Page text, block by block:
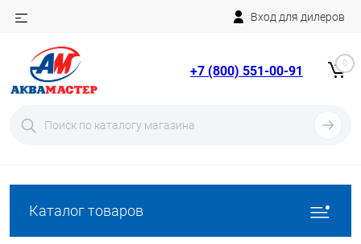
Вход для дилеров
+7 (800) 551-00-91 0
Каталог товаров